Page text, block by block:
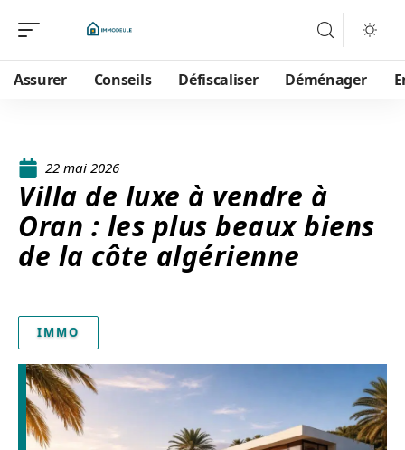
Assurer Conseils Défiscaliser Déménager
22 mai 2026
Villa de luxe à vendre à
Oran : les plus beaux biens
de la côte algérienne
IMMO